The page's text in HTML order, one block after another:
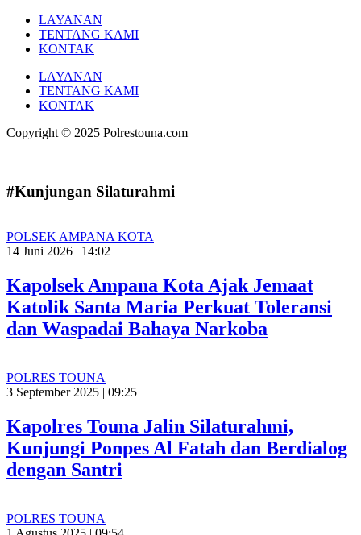
LAYANAN
TENTANG KAMI
KONTAK
LAYANAN
TENTANG KAMI
KONTAK
Copyright © 2025 Polrestouna.com
#Kunjungan Silaturahmi
POLSEK AMPANA KOTA
14 Juni 2026 | 14:02
Kapolsek Ampana Kota Ajak Jemaat
Katolik Santa Maria Perkuat Toleransi
dan Waspadai Bahaya Narkoba
POLRES TOUNA
3 September 2025 | 09:25
Kapolres Touna Jalin Silaturahmi,
Kunjungi Ponpes Al Fatah dan Berdialog
dengan Santri
POLRES TOUNA